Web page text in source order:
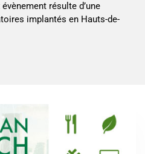
résulte d’une
implantés en Hauts-de-